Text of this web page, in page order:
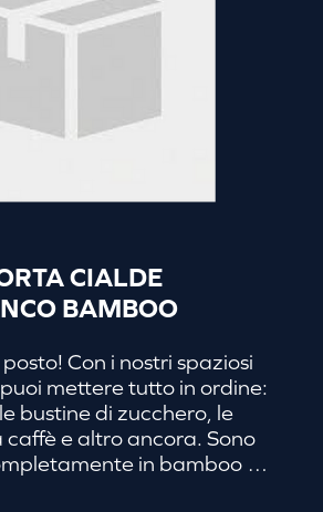
CIALDE
BAMBOO
Con i nostri spaziosi
mettere tutto in ordine:
bustine di zucchero, le
e altro ancora. Sono
in bamboo e